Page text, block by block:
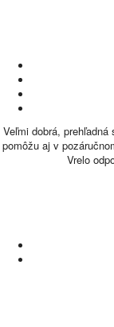
Veľmi dobrá,
pomôžu aj v
Vrelo